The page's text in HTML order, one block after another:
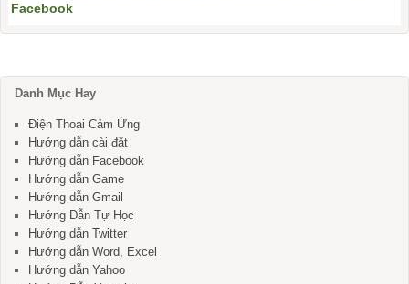
Facebook
Danh Mục Hay
Điện Thoại Cảm Ứng
Hướng dẫn cài đặt
Hướng dẫn Facebook
Hướng dẫn Game
Hướng dẫn Gmail
Hướng Dẫn Tự Học
Hướng dẫn Twitter
Hướng dẫn Word, Excel
Hướng dẫn Yahoo